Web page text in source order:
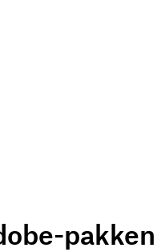
pakken